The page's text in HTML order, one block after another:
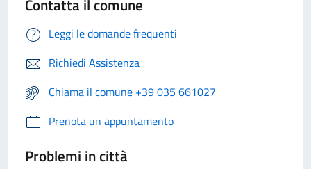
Contatta il comune
Leggi le domande frequenti
Richiedi Assistenza
Chiama il comune +39 035 661027
Prenota un appuntamento
Problemi in città